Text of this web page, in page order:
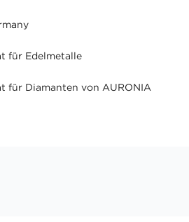
für Edelmetalle
für Diamanten von AURONIA